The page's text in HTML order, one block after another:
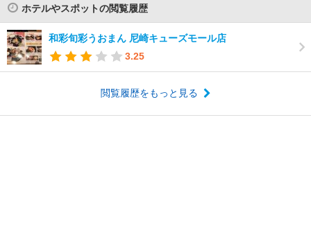
ホテルやスポットの閲覧履歴
和彩旬彩うおまん 尼崎キューズモール店
3.25
閲覧履歴をもっと見る